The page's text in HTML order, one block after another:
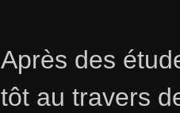
Après des
tôt au travers